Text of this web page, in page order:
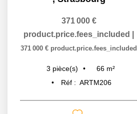
371 000 €
product.price.fees_included
371 000 € product.price.fees_included
3 pièce(s) 66 m²
Réf : ARTM206